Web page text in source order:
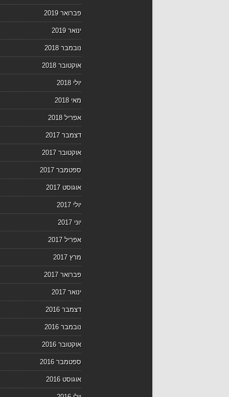
פברואר 2019
ינואר 2019
נובמבר 2018
אוקטובר 2018
יולי 2018
מאי 2018
אפריל 2018
דצמבר 2017
אוקטובר 2017
ספטמבר 2017
אוגוסט 2017
יולי 2017
יוני 2017
אפריל 2017
מרץ 2017
פברואר 2017
ינואר 2017
דצמבר 2016
נובמבר 2016
אוקטובר 2016
ספטמבר 2016
אוגוסט 2016